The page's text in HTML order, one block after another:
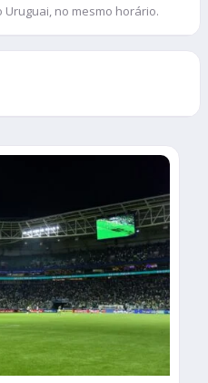
no mesmo horário.